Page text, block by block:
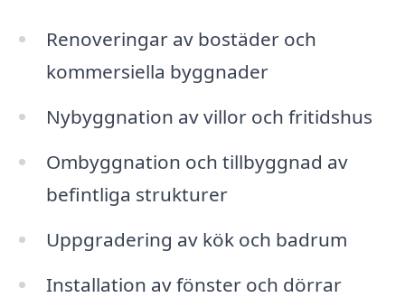
Renoveringar av bostäder och
kommersiella byggnader
Nybyggnation av villor och fritidshus
Ombyggnation och tillbyggnad av
befintliga strukturer
Uppgradering av kök och badrum
Installation av fönster och dörrar